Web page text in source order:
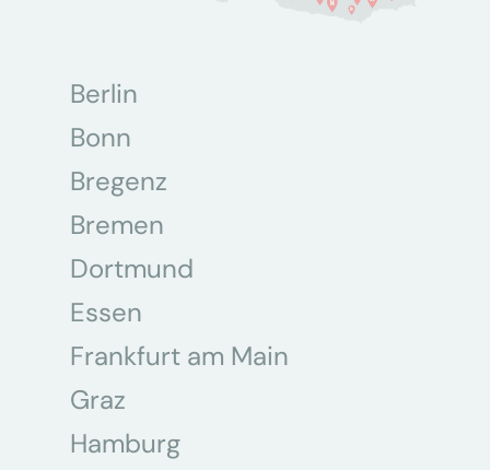
Berlin
Bonn
Bregenz
Bremen
Dortmund
Essen
Frankfurt am Main
Graz
Hamburg